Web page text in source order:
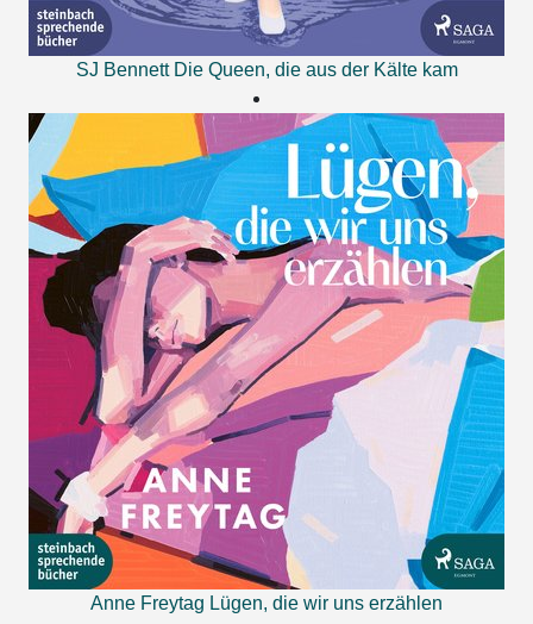
SJ Bennett Die Queen, die aus der Kälte kam
Anne Freytag Lügen, die wir uns erzählen